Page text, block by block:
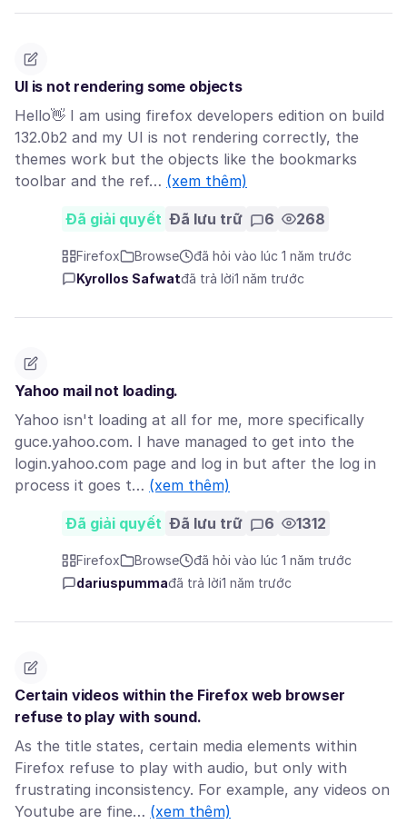
UI is not rendering some objects
Hello👋 I am using firefox developers edition on build
132.0b2 and my UI is not rendering correctly, the
themes work but the objects like the bookmarks
toolbar and the ref… (xem thêm)
Đã giải quyết Đã lưu trữ 6 268
Firefox Browse
đã hỏi vào lúc 1 năm trước
Kyrollos Safwatđã trả lời1 năm trước
Yahoo mail not loading.
Yahoo isn't loading at all for me, more specifically
guce.yahoo.com. I have managed to get into the
login.yahoo.com page and log in but after the log in
process it goes t… (xem thêm)
Đã giải quyết Đã lưu trữ 6 1312
Firefox Browse
đã hỏi vào lúc 1 năm trước
dariuspummađã trả lời1 năm trước
Certain videos within the Firefox web browser
refuse to play with sound.
As the title states, certain media elements within
Firefox refuse to play with audio, but only with
frustrating inconsistency. For example, any videos on
Youtube are fine… (xem thêm)